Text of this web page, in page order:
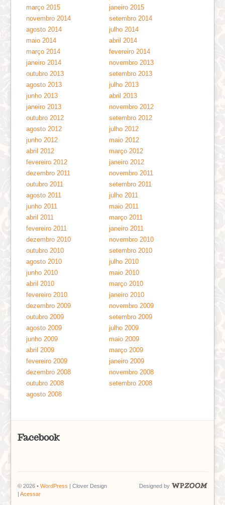
março 2015
janeiro 2015
novembro 2014
setembro 2014
agosto 2014
julho 2014
maio 2014
abril 2014
março 2014
fevereiro 2014
janeiro 2014
novembro 2013
outubro 2013
setembro 2013
agosto 2013
julho 2013
junho 2013
abril 2013
janeiro 2013
novembro 2012
outubro 2012
setembro 2012
agosto 2012
julho 2012
junho 2012
maio 2012
abril 2012
março 2012
fevereiro 2012
janeiro 2012
dezembro 2011
novembro 2011
outubro 2011
setembro 2011
agosto 2011
julho 2011
junho 2011
maio 2011
abril 2011
março 2011
fevereiro 2011
janeiro 2011
dezembro 2010
novembro 2010
outubro 2010
setembro 2010
agosto 2010
julho 2010
junho 2010
maio 2010
abril 2010
março 2010
fevereiro 2010
janeiro 2010
dezembro 2009
novembro 2009
outubro 2009
setembro 2009
agosto 2009
julho 2009
junho 2009
maio 2009
abril 2009
março 2009
fevereiro 2009
janeiro 2009
dezembro 2008
novembro 2008
outubro 2008
setembro 2008
agosto 2008
Facebook
© 2026 • WordPress | Clover Design
| Acessar
Designed by